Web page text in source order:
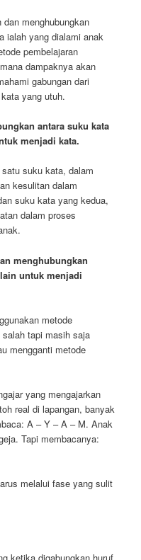
menghubungkan
ialah yang dialami anak
pembelajaran
dampaknya akan
gabungan dari
yang utuh.
antara suku kata
menjadi kata.
suku kata, dalam
kesulitan dalam
suku kata yang kedua,
dalam proses
menghubungkan
untuk menjadi
metode
tapi masih saja
mengganti metode
yang mengajarkan
real di lapangan, banyak
A – Y – A – M. Anak
Tapi membacanya:
melalui fase yang sulit